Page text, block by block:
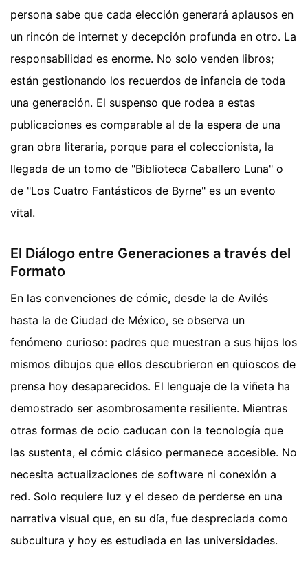
persona sabe que cada elección generará aplausos en
un rincón de internet y decepción profunda en otro. La
responsabilidad es enorme. No solo venden libros;
están gestionando los recuerdos de infancia de toda
una generación. El suspenso que rodea a estas
publicaciones es comparable al de la espera de una
gran obra literaria, porque para el coleccionista, la
llegada de un tomo de "Biblioteca Caballero Luna" o
de "Los Cuatro Fantásticos de Byrne" es un evento
vital.
El Diálogo entre Generaciones a través del
Formato
En las convenciones de cómic, desde la de Avilés
hasta la de Ciudad de México, se observa un
fenómeno curioso: padres que muestran a sus hijos los
mismos dibujos que ellos descubrieron en quioscos de
prensa hoy desaparecidos. El lenguaje de la viñeta ha
demostrado ser asombrosamente resiliente. Mientras
otras formas de ocio caducan con la tecnología que
las sustenta, el cómic clásico permanece accesible. No
necesita actualizaciones de software ni conexión a
red. Solo requiere luz y el deseo de perderse en una
narrativa visual que, en su día, fue despreciada como
subcultura y hoy es estudiada en las universidades.